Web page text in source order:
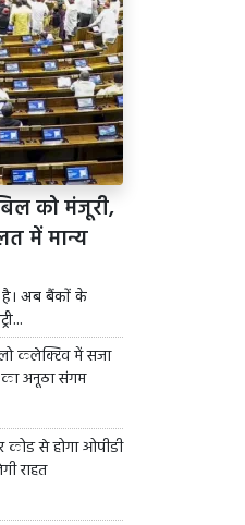
को मंजूरी,
में मान्य
है। अब बैंकों के
कलेक्टिव में सजा
अनूठा संगम
कोड से होगा ओपीडी
राहत